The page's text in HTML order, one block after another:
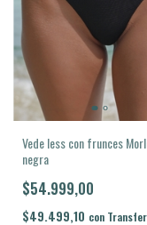
Vede less con frunces
negra
$54.999,00
$49.499,10 con